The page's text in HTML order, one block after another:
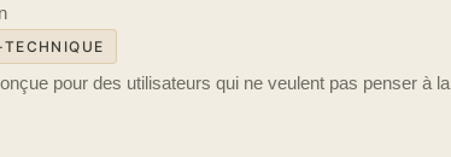
pour des utilisateurs qui ne veulent pas penser à la